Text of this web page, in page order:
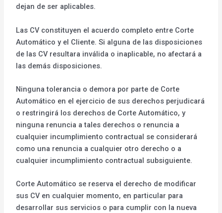
dejan de ser aplicables.
Las CV constituyen el acuerdo completo entre Corte
Automático y el Cliente. Si alguna de las disposiciones
de las CV resultara inválida o inaplicable, no afectará a
las demás disposiciones.
Ninguna tolerancia o demora por parte de Corte
Automático en el ejercicio de sus derechos perjudicará
o restringirá los derechos de Corte Automático, y
ninguna renuncia a tales derechos o renuncia a
cualquier incumplimiento contractual se considerará
como una renuncia a cualquier otro derecho o a
cualquier incumplimiento contractual subsiguiente.
Corte Automático se reserva el derecho de modificar
sus CV en cualquier momento, en particular para
desarrollar sus servicios o para cumplir con la nueva